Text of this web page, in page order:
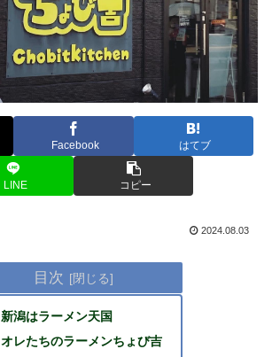
Facebook はてブ
LINE コピー
2024.08.03
目次
新潟はラーメン天国
オレたちのラーメンちょび吉